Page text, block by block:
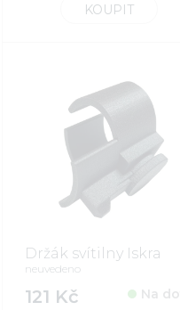
KOUPIT
Držák svítilny Iskra
neuvedeno
121 Kč Na